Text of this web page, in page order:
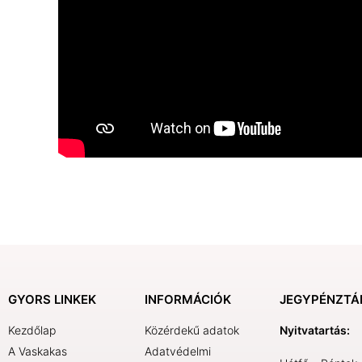
GYORS LINKEK
Kezdőlap
A Vaskakas
INFORMÁCIÓK
Közérdekű adatok
Adatvédelmi
Nyitvatartás: